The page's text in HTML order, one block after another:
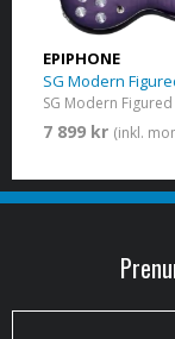
EPIPHONE
SG Modern
SG Modern
7 899 kr (inkl.